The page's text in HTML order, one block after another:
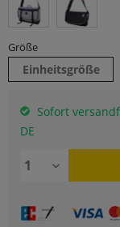
Größe
Einheitsgröße
Sofort
DE